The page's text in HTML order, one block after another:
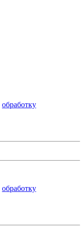
обработку
обработку